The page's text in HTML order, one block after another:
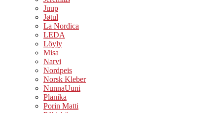
Juup
Jøtul
La Nordica
LEDA
Löyly
Misa
Narvi
Nordpeis
Norsk Kleber
NunnaUuni
Planika
Porin Matti